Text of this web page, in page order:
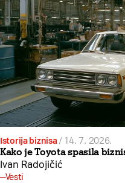
Istorija biznisa / 14. 7. 2026.
Kako je Toyota spasila
Ivan Radojičić
Vesti